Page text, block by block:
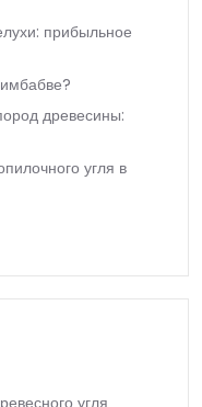
прибыльное
древесины:
угля в
угля